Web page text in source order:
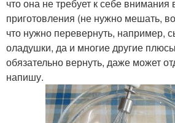
что она не требует к себе внимания
приготовления (не нужно мешать,
что нужно перевернуть, например,
оладушки, да и многие другие
обязательно вернуть, даже может
напишу.